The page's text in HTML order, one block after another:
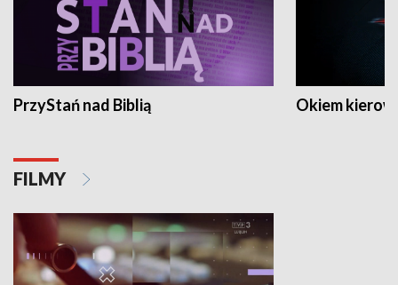
PrzyStań nad Biblią Okiem
FILMY